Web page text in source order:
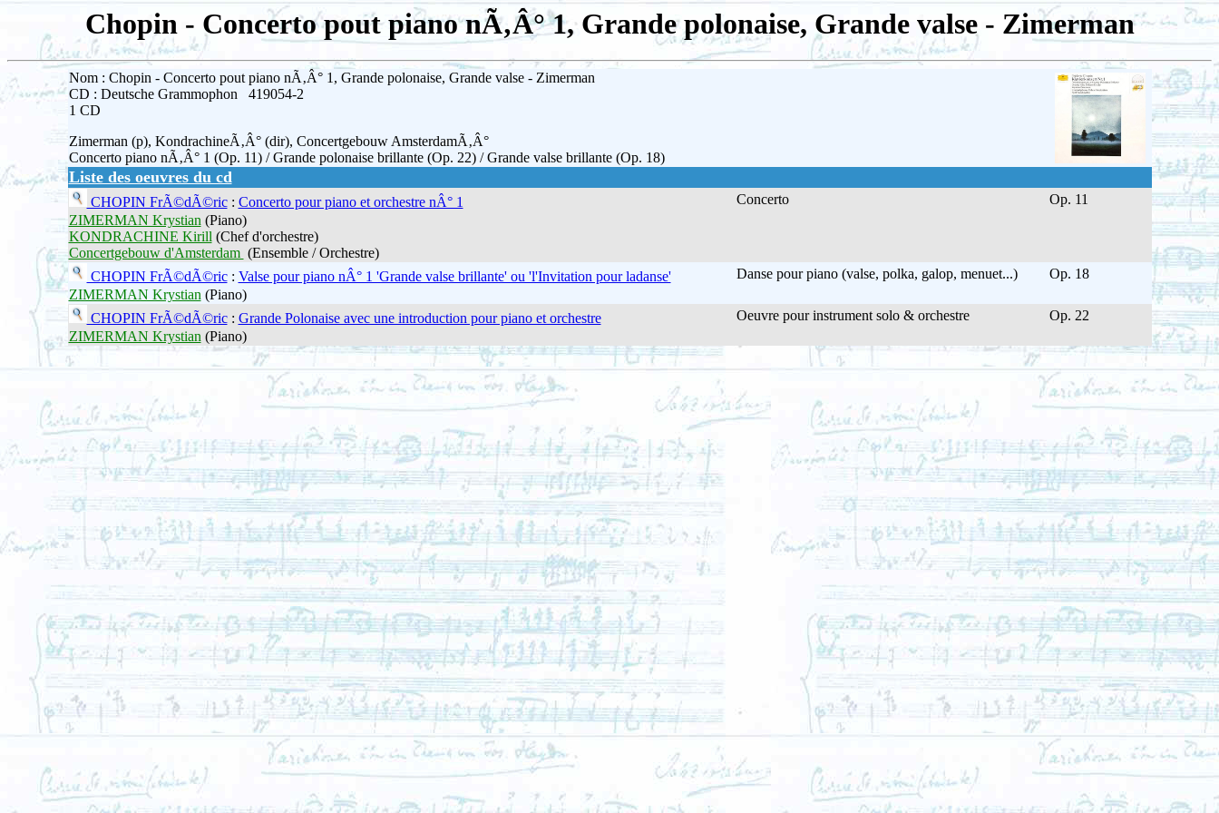
Chopin - Concerto pout piano nÃ‚Â° 1, Grande polonaise, Grande valse - Zimerman
Nom : Chopin - Concerto pout piano nÃ‚Â° 1, Grande polonaise, Grande valse - Zimerman
CD : Deutsche Grammophon 419054-2
1 CD
Zimerman (p), KondrachineÃ‚Â° (dir), Concertgebouw AmsterdamÃ‚Â°
Concerto piano nÃ‚Â° 1 (Op. 11) / Grande polonaise brillante (Op. 22) / Grande valse brillante (Op. 18)
Liste des oeuvres du cd
CHOPIN FrÃ©dÃ©ric: Concerto pour piano et orchestre nÂ° 1 Concerto
Op. 11
ZIMERMAN Krystian(Piano)
KONDRACHINE Kirill(Chef d'orchestre)
Concertgebouw d'Amsterdam (Ensemble / Orchestre)
CHOPIN FrÃ©dÃ©ric: Valse pour piano nÂ° 1 'Grande valse brillante' ou 'l'Invitation pour ladanse' Danse pour piano (valse, polka, galop, menuet...)
Op. 18
ZIMERMAN Krystian(Piano)
CHOPIN FrÃ©dÃ©ric: Grande Polonaise avec une introduction pour piano et orchestre Oeuvre pour instrument solo & orchestre
Op. 22
ZIMERMAN Krystian(Piano)